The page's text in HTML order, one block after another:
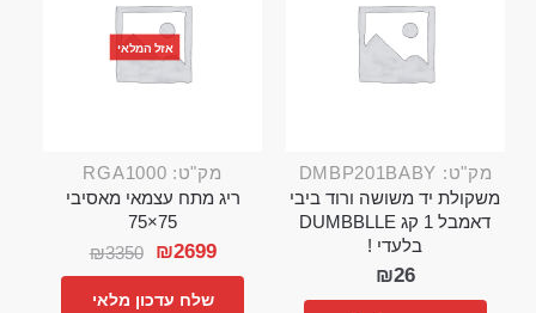
מק"ט: DMBP201BABY
משקולת יד משושה ורוד ביבי
דאמבל 1 קג DUMBBLLE
בלעדי !
₪26
אזל המלאי
מק"ט: RGA1000
ריג מתח עצמאי מאסיבי
75×75
₪3350 ₪2699
שלח עדכון מלאי